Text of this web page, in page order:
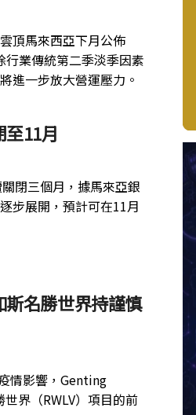
頂馬來西亞下月公佈
業傳統第二季淡季因素
進一步放大營運壓力。
11月
閉三個月，據馬來亞銀
步展開，預計可在11月
名勝世界持謹慎
情影響，Genting
界（RWLV）項目的前